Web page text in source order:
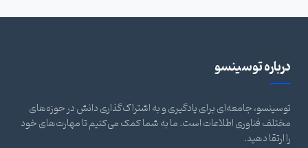
درباره توسینسو
توسینسو، جامعه‌ای برای یادگیری و به اشتراک‌گذاری دانش در حوزه‌های
مختلف فناوری اطلاعات است. ما به شما کمک می‌کنیم تا مهارت‌های خود
را ارتقا دهید.